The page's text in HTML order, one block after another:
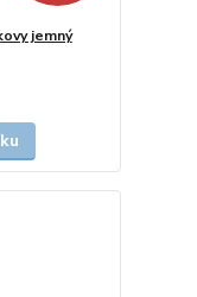
jemný